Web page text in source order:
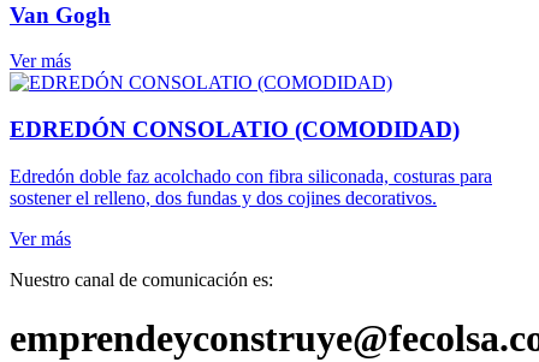
Van Gogh
Ver más
EDREDÓN CONSOLATIO (COMODIDAD)
Edredón doble faz acolchado con fibra siliconada, costuras para
sostener el relleno, dos fundas y dos cojines decorativos.
Ver más
Nuestro canal de comunicación es: